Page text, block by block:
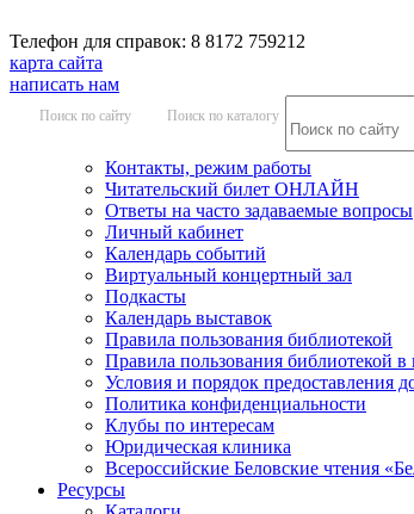
Телефон для справок: 8 8172 759212
карта сайта
написать нам
Поиск по сайту Поиск по каталогу
Контакты, режим работы
Читательский билет ОНЛАЙН
Ответы на часто задаваемые вопросы
Личный кабинет
Календарь событий
Виртуальный концертный зал
Подкасты
Календарь выставок
Правила пользования библиотекой
Правила пользования библиотекой в
Условия и порядок предоставления
Политика конфиденциальности
Клубы по интересам
Юридическая клиника
Всероссийские Беловские чтения
Ресурсы